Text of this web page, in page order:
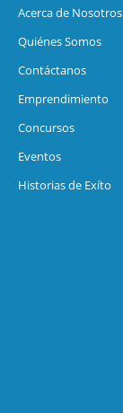
Acerca de Nosotros
Quiénes Somos
Contáctanos
Emprendimiento
Concursos
Eventos
Historias de Exíto